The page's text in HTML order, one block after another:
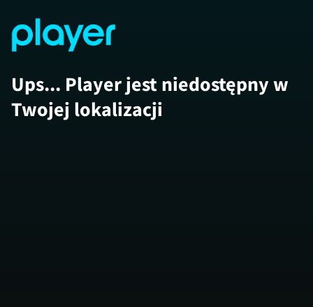
Ups... Player jest niedostępny w
Twojej lokalizacji